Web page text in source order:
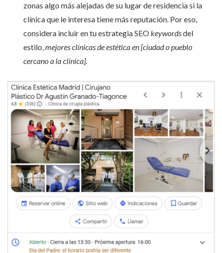
zonas algo más alejadas de su lugar de residencia si la
clínica que le interesa tiene más reputación. Por eso,
considera incluir en tu estrategia SEOkeywordsdel
estilo,mejores clínicas de estética en [ciudad o pueblo
cercano a la clínica].